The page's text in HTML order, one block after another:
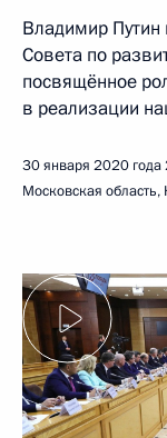
Владимир Путин
Совета по
посвящённое
в реализации
30 января 2020 года
Московская область,